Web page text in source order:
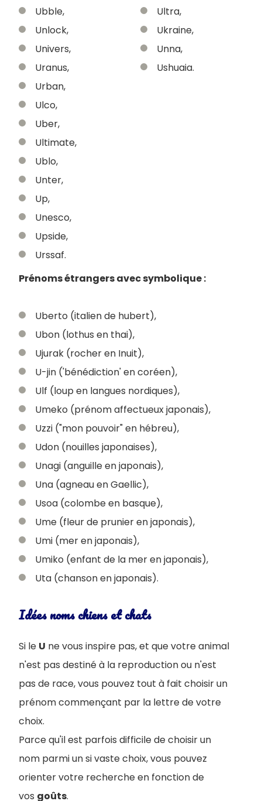
Ubble,
Unlock,
Univers,
Uranus,
Urban,
Ulco,
Uber,
Ultimate,
Ublo,
Unter,
Up,
Unesco,
Upside,
Urssaf.
Ultra,
Ukraine,
Unna,
Ushuaia.
Prénoms étrangers avec symbolique :
Uberto (italien de hubert),
Ubon (lothus en thai),
Ujurak (rocher en Inuit),
U-jin ('bénédiction' en coréen),
Ulf (loup en langues nordiques),
Umeko (prénom affectueux japonais),
Uzzi ("mon pouvoir" en hébreu),
Udon (nouilles japonaises),
Unagi (anguille en japonais),
Una (agneau en Gaellic),
Usoa (colombe en basque),
Ume (fleur de prunier en japonais),
Umi (mer en japonais),
Umiko (enfant de la mer en japonais),
Uta (chanson en japonais).
Idées noms chiens et chats
Si le U ne vous inspire pas, et que votre animal
n'est pas destiné à la reproduction ou n'est
pas de race, vous pouvez tout à fait choisir un
prénom commençant par la lettre de votre
choix.
Parce qu'il est parfois difficile de choisir un
nom parmi un si vaste choix, vous pouvez
orienter votre recherche en fonction de
vos goûts.